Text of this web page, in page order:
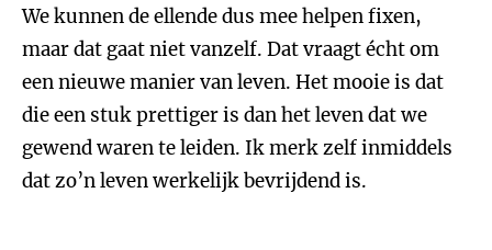
We kunnen de ellende dus mee helpen fixen,
maar dat gaat niet vanzelf. Dat vraagt écht om
een nieuwe manier van leven. Het mooie is dat
die een stuk prettiger is dan het leven dat we
gewend waren te leiden. Ik merk zelf inmiddels
dat zo’n leven werkelijk bevrijdend is.